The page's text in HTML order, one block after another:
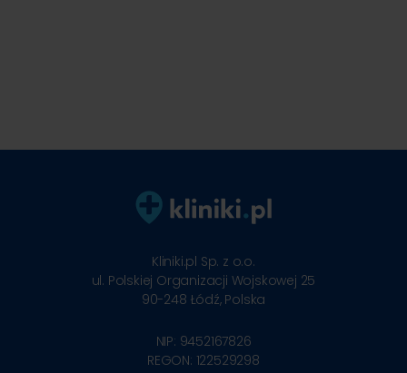
Kliniki.pl Sp. z o.o.
ul. Polskiej Organizacji Wojskowej 25
90-248 Łódź, Polska
NIP: 9452167826
REGON: 122529298